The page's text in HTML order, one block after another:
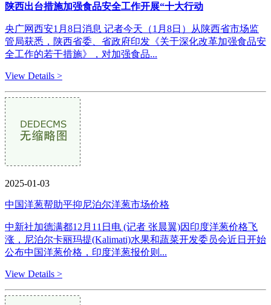
陕西出台措施加强食品安全工作开展“十大行动
央广网西安1月8日消息 记者今天（1月8日）从陕西省市场监
管局获悉，陕西省委、省政府印发《关于深化改革加强食品安
全工作的若干措施》，对加强食品...
View Details >
2025-01-03
中国洋葱帮助平抑尼泊尔洋葱市场价格
中新社加德满都12月11日电 (记者 张晨翼)因印度洋葱价格飞
涨，尼泊尔卡丽玛提(Kalimati)水果和蔬菜开发委员会近日开始
公布中国洋葱价格，印度洋葱报价则...
View Details >